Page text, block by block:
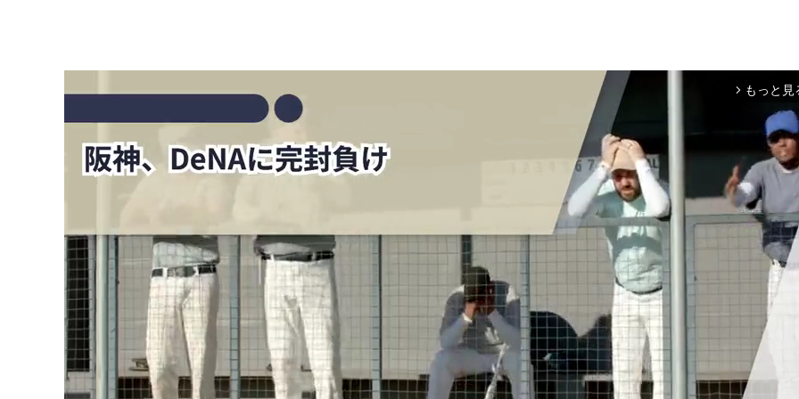
arrow_forward_ios もっと見